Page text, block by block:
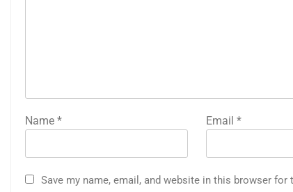
Name * Email*
Save my name, email, and website in this browser